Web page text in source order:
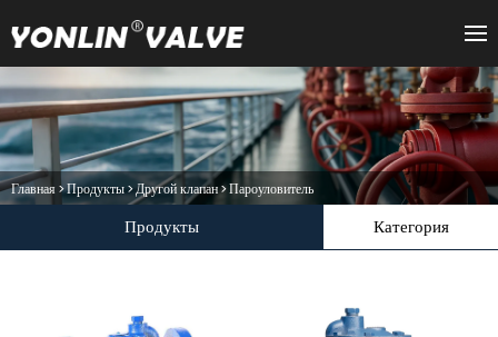
Главная>Продукты>Другой клапан>Пароуловитель
Продукты Категория